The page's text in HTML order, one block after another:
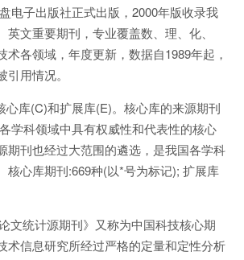
电子出版社正式出版，2000年版收录我
英文重要期刊，专业覆盖数、理、化、
术各领域，年度更新，数据自1989年起，
用情况。
心库(C)和扩展库(E)。核心库的来源期刊
学科领域中具有权威性和代表性的核心
期刊也经过大范围的遴选，是我国各学科
核心库期刊:669种(以*号为标记); 扩展库
文统计源期刊》又称为中国科技核心期
术信息研究所经过严格的定量和定性分析